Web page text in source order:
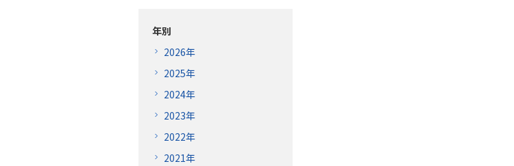
年別
2026年
2025年
2024年
2023年
2022年
2021年